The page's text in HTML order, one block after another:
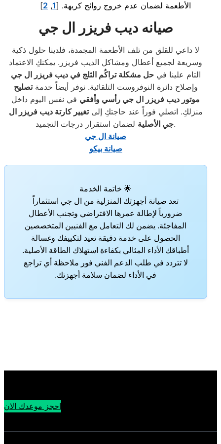
الأطعمة لضمان عدم خروج روائح كريهة. [
1
,
2
]
صيانه ديب فريزر ال جي
لا داعي للقلق من تلف الأطعمة المجمدة، فلدينا حلول ذكية
وسريعة لجميع أعطال ومشاكل الديب فريزر. يمكنكِ الاعتماد
التام علينا فيحل مشكلة تراكُم الثلج في ديب فريزر ال جي
وإصلاح دائرة النوفروست التلقائية. نوفر أيضاً خدمةتصليح
موتور ديب فريزر ال جي رأسي وأفقي في نفس اليوم داخل
منزلكِ. اتصلي فوراً عند حاجتكِ إلىتغيير كارتة ديب فريزر ال
جي الأصليةلضمان استقرار درجات التجميد.
صيانة ال جي
صيانة بيكو
🌟 خاتمة الخدمة
تعد صيانة أجهزتك المنزلية من ال جي استثماراً
ضرورياً لإطالة عمرها الافتراضي وتجنب الأعطال
المفاجئة. يضمن لك التعامل مع الفنيين المتخصصين
الحصول على خدمة دقيقة تعيد لتكييفك وغسالة
أطباقك الأداء المثالي بكفاءة استهلاك الطاقة الأصلية.
لا تتردد في طلب الدعم الفني فور ملاحظة أي تراجع
في الأداء لضمان سلامة أجهزتك.
احجز موعدك الان